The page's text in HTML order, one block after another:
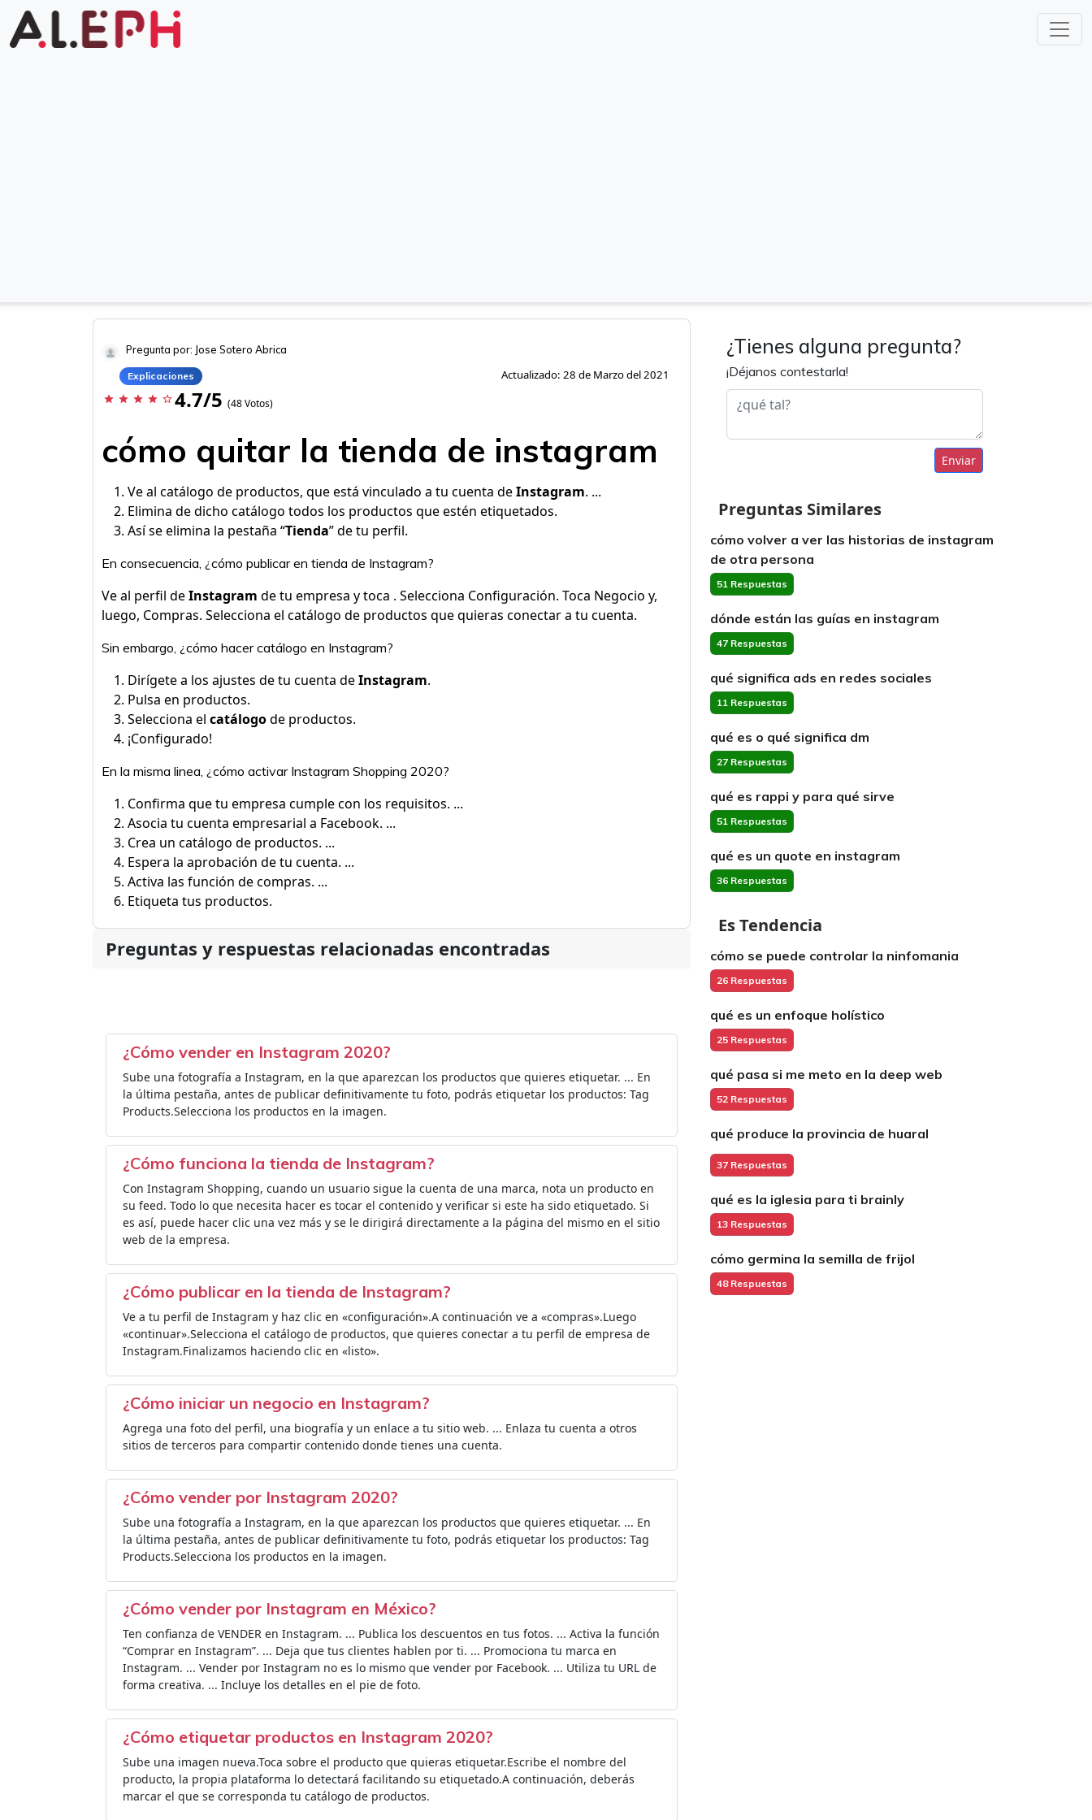
Pregunta por: Jose Sotero Abrica
Explicaciones Actualizado: 28 de Marzo del 2021
star star star star star_border 4.7/5 (48 Votos)
cómo quitar la tienda de instagram
Ve al catálogo de productos, que está vinculado a tu cuenta deInstagram. ...
Elimina de dicho catálogo todos los productos que estén etiquetados.
Así se elimina la pestaña “Tienda” de tu perfil.
En consecuencia, ¿cómo publicar en tienda de Instagram?
Ve al perfil deInstagram de tu empresa y toca . Selecciona Configuración. Toca Negocio y,
luego, Compras. Selecciona el catálogo de productos que quieras conectar a tu cuenta.
Sin embargo, ¿cómo hacer catálogo en Instagram?
Dirígete a los ajustes de tu cuenta deInstagram.
Pulsa en productos.
Selecciona el catálogode productos.
¡Configurado!
En la misma linea, ¿cómo activar Instagram Shopping 2020?
Confirma que tu empresa cumple con los requisitos. ...
Asocia tu cuenta empresarial a Facebook. ...
Crea un catálogo de productos. ...
Espera la aprobación de tu cuenta. ...
Activa las función de compras. ...
Etiqueta tus productos.
Preguntas y respuestas relacionadas encontradas
¿Cómo vender en Instagram 2020?
Sube una fotografía a Instagram, en la que aparezcan los productos que quieres etiquetar. ... En
la última pestaña, antes de publicar definitivamente tu foto, podrás etiquetar los productos: Tag
Products.Selecciona los productos en la imagen.
¿Cómo funciona la tienda de Instagram?
Con Instagram Shopping, cuando un usuario sigue la cuenta de una marca, nota un producto en
su feed. Todo lo que necesita hacer es tocar el contenido y verificar si este ha sido etiquetado. Si
es así, puede hacer clic una vez más y se le dirigirá directamente a la página del mismo en el sitio
web de la empresa.
¿Cómo publicar en la tienda de Instagram?
Ve a tu perfil de Instagram y haz clic en «configuración».A continuación ve a «compras».Luego
«continuar».Selecciona el catálogo de productos, que quieres conectar a tu perfil de empresa de
Instagram.Finalizamos haciendo clic en «listo».
¿Cómo iniciar un negocio en Instagram?
Agrega una foto del perfil, una biografía y un enlace a tu sitio web. ... Enlaza tu cuenta a otros
sitios de terceros para compartir contenido donde tienes una cuenta.
¿Cómo vender por Instagram 2020?
Sube una fotografía a Instagram, en la que aparezcan los productos que quieres etiquetar. ... En
la última pestaña, antes de publicar definitivamente tu foto, podrás etiquetar los productos: Tag
Products.Selecciona los productos en la imagen.
¿Cómo vender por Instagram en México?
Ten confianza de VENDER en Instagram. ... Publica los descuentos en tus fotos. ... Activa la función
“Comprar en Instagram”. ... Deja que tus clientes hablen por ti. ... Promociona tu marca en
Instagram. ... Vender por Instagram no es lo mismo que vender por Facebook. ... Utiliza tu URL de
forma creativa. ... Incluye los detalles en el pie de foto.
¿Cómo etiquetar productos en Instagram 2020?
Sube una imagen nueva.Toca sobre el producto que quieras etiquetar.Escribe el nombre del
producto, la propia plataforma lo detectará facilitando su etiquetado.A continuación, deberás
marcar el que se corresponda tu catálogo de productos.
¿Tienes alguna pregunta?
¡Déjanos contestarla!
Enviar
Preguntas Similares
cómo volver a ver las historias de instagram
de otra persona
51 Respuestas
dónde están las guías en instagram
47 Respuestas
qué significa ads en redes sociales
11 Respuestas
qué es o qué significa dm
27 Respuestas
qué es rappi y para qué sirve
51 Respuestas
qué es un quote en instagram
36 Respuestas
Es Tendencia
cómo se puede controlar la ninfomania
26 Respuestas
qué es un enfoque holístico
25 Respuestas
qué pasa si me meto en la deep web
52 Respuestas
qué produce la provincia de huaral
37 Respuestas
qué es la iglesia para ti brainly
13 Respuestas
cómo germina la semilla de frijol
48 Respuestas